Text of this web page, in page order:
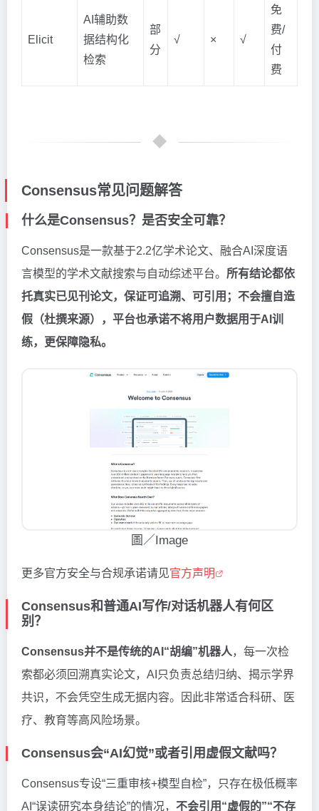
Elicit
AI辅助数
据结构化
检索
部
分
√ × √
免
费/
付
费
Consensus常见问题解答
什么是Consensus？是否安全可靠？
Consensus是一款基于2.2亿学术论文、融合AI深度语
言模型的学术文献搜索与自动综述平台。 所有结论都依
托真实已见刊论文，保证可追溯、可引用；不会擅自造
假（杜撰来源），平台也承诺不将用户数据用于AI训
练，更保障隐私。
圖／Image
更多官方安全与合规承诺请见官方声明
Consensus和普通AI写作/对话机器人有何区
别？
Consensus并不是传统的AI“胡编”机器人，每一次检
索都必须回溯真实论文，AI只负责总结归纳、揭示学界
共识，不会凭空生成无据内容。因此非常适合科研、医
疗、教育等高风险场景。
Consensus会“AI幻觉”或者引用虚假文献吗？
Consensus专设“三重审核+模型自检”，只存在极低概率
AI“误读研究本身结论”的情况， 不会引用“虚假的”“不存